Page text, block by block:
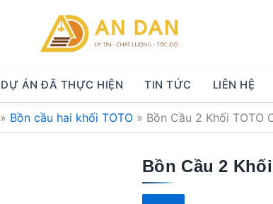
DỰ ÁN ĐÃ THỰC HIỆN TIN TỨC LIÊN HỆ
» Bồn cầu hai khối TOTO » Bồn Cầu 2 Khối TOTO
Bồn Cầu 2